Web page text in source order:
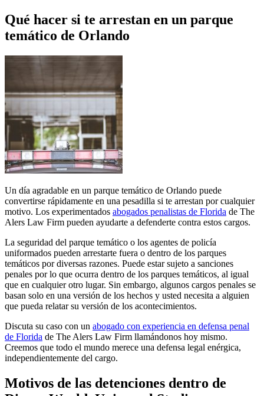
Qué hacer si te arrestan en un parque
temático de Orlando
Un día agradable en un parque temático de Orlando puede
convertirse rápidamente en una pesadilla si te arrestan por cualquier
motivo. Los experimentados abogados penalistas de Florida de The
Alers Law Firm pueden ayudarte a defenderte contra estos cargos.
La seguridad del parque temático o los agentes de policía
uniformados pueden arrestarte fuera o dentro de los parques
temáticos por diversas razones. Puede estar sujeto a sanciones
penales por lo que ocurra dentro de los parques temáticos, al igual
que en cualquier otro lugar. Sin embargo, algunos cargos penales se
basan solo en una versión de los hechos y usted necesita a alguien
que pueda relatar su versión de los acontecimientos.
Discuta su caso con un abogado con experiencia en defensa penal
de Florida de The Alers Law Firm llamándonos hoy mismo.
Creemos que todo el mundo merece una defensa legal enérgica,
independientemente del cargo.
Motivos de las detenciones dentro de